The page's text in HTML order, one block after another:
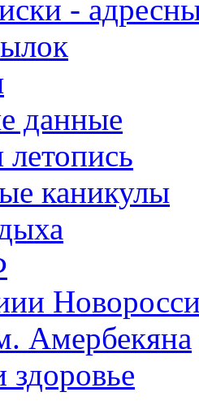
-
данные
каникулы
Амербекяна
здоровье